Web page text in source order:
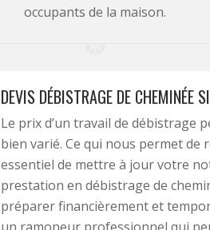
occupants de la maison.
DEVIS DÉBISTRAGE DE CHEMINÉE
Le prix d’un travail de débistrage
bien varié. Ce qui nous permet de
essentiel de mettre à jour votre
prestation en débistrage de
préparer financièrement et